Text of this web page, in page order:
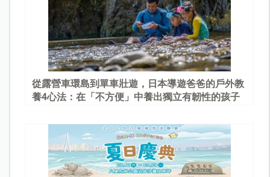
從露營車環島到單車壯遊，日本導遊爸爸的戶外教
養4心法：在「不方便」中養出獨立有韌性的孩子